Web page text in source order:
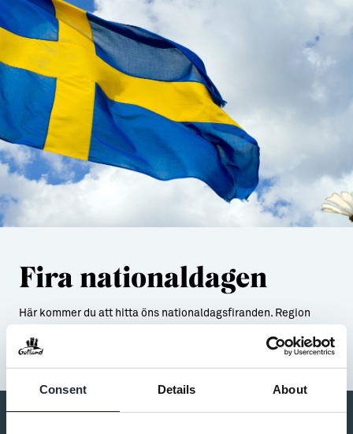
Consent Details About
Fira nationaldagen
Här kommer du att hitta öns nationaldagsfiranden. Region
äger rum i Almedalen 6 juni klockan 16.